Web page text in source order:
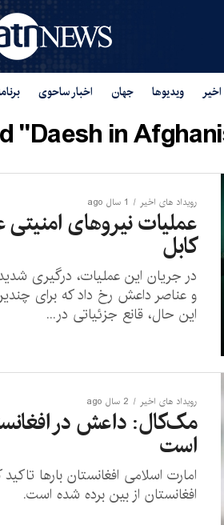
ویدیوها جهان اخبار ساحوی
"Daesh in
رویداد های اخیر 1 سال ago
عملیات نیروهای
کابل
در جریان این عملیات، درگیری
و عناصر داعش رخ داد که برای
این حال، قانع جزئیاتی در...
رویداد های اخیر 2 سال ago
مک‌کال: داعش در
است
امارت اسلامی افغانستان بارها
افغانستان از بین برده شده است.